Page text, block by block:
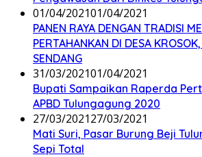
01/04/202101/04/2021
PANEN RAYA DENGAN TRADISI
PERTAHANKAN DI DESA
SENDANG
31/03/202101/04/2021
Bupati Sampaikan Raperda
APBD Tulungagung 2020
27/03/202127/03/2021
Mati Suri, Pasar Burung Beji
Sepi Total